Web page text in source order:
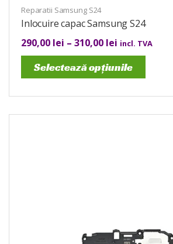
Reparatii Samsung S24
Inlocuire capac Samsung S24
290,00 lei – 310,00 lei incl. TVA
Selectează opțiunile